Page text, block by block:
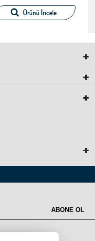
Ürünü İncele
ABONE OL